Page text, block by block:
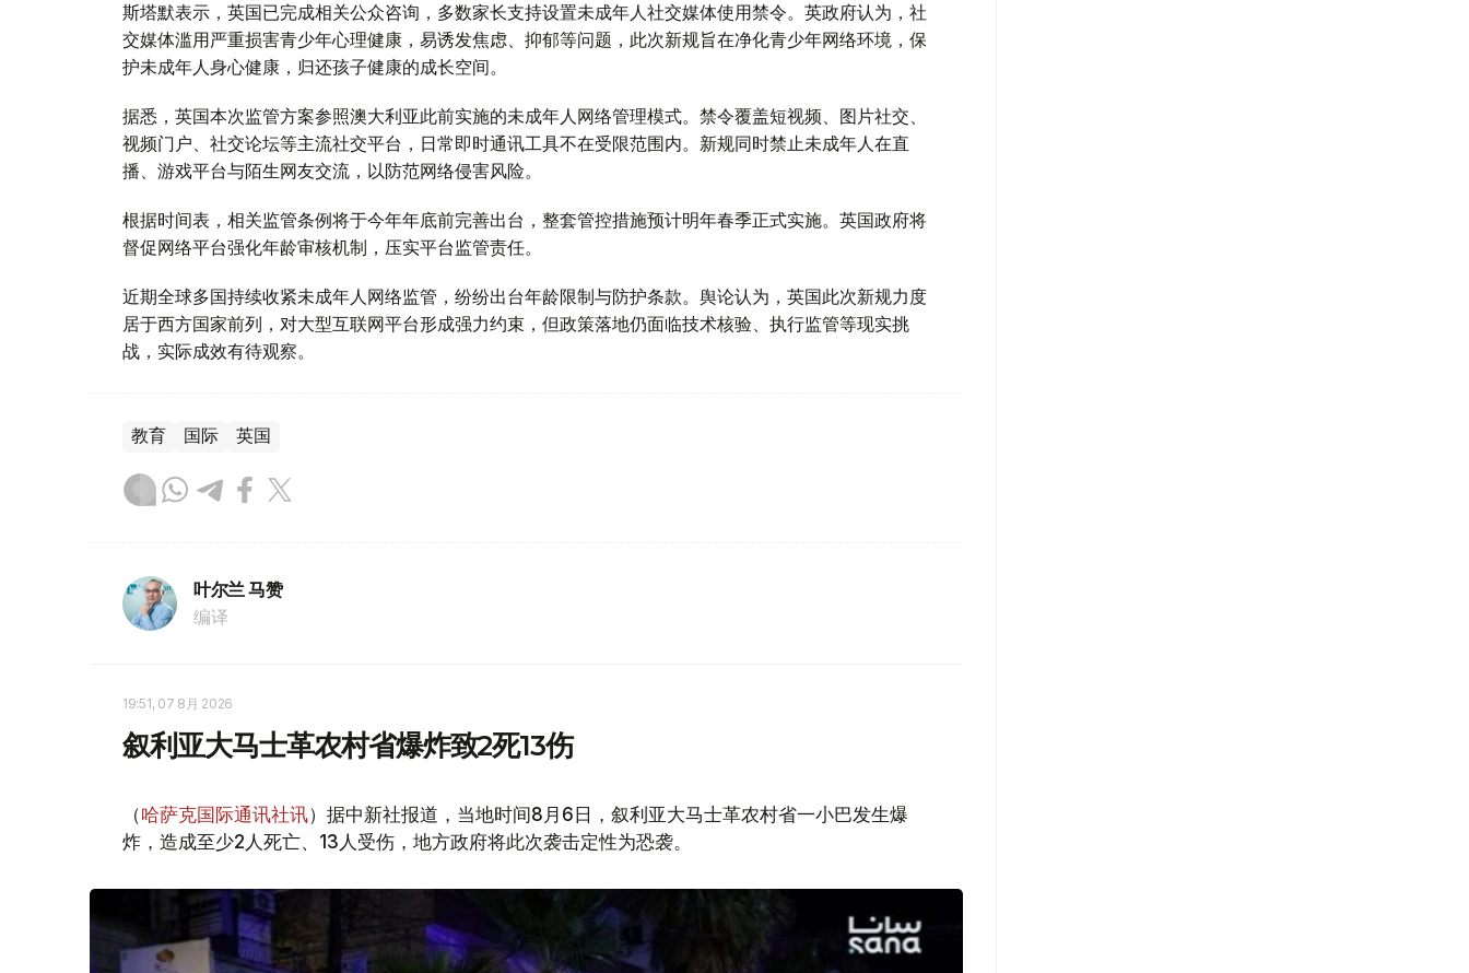
斯塔默表示，英国已完成相关公众咨询，多数家长支持设置未成年人社交媒体使用禁令。英政府认为，社
交媒体滥用严重损害青少年心理健康，易诱发焦虑、抑郁等问题，此次新规旨在净化青少年网络环境，保
护未成年人身心健康，归还孩子健康的成长空间。
据悉，英国本次监管方案参照澳大利亚此前实施的未成年人网络管理模式。禁令覆盖短视频、图片社交、
视频门户、社交论坛等主流社交平台，日常即时通讯工具不在受限范围内。新规同时禁止未成年人在直
播、游戏平台与陌生网友交流，以防范网络侵害风险。
根据时间表，相关监管条例将于今年年底前完善出台，整套管控措施预计明年春季正式实施。英国政府将
督促网络平台强化年龄审核机制，压实平台监管责任。
近期全球多国持续收紧未成年人网络监管，纷纷出台年龄限制与防护条款。舆论认为，英国此次新规力度
居于西方国家前列，对大型互联网平台形成强力约束，但政策落地仍面临技术核验、执行监管等现实挑
战，实际成效有待观察。
教育 国际 英国
叶尔兰 马赞
编译
19:51, 07 8月 2026
叙利亚大马士革农村省爆炸致2死13伤
（哈萨克国际通讯社讯）据中新社报道，当地时间8月6日，叙利亚大马士革农村省一小巴发生爆
炸，造成至少2人死亡、13人受伤，地方政府将此次袭击定性为恐袭。